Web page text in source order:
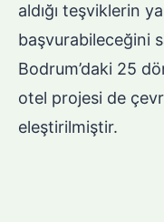
aldığı teşviklerin
başvurabileceğini
Bodrum’daki 25
otel projesi de
eleştirilmiştir.